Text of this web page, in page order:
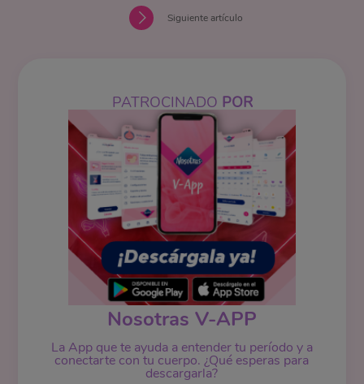
Siguiente artículo
PATROCINADO POR
Nosotras V-APP
La App que te ayuda a entender tu período y a
conectarte con tu cuerpo. ¿Qué esperas para
descargarla?